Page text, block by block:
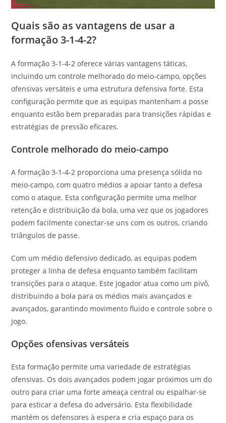
Quais são as vantagens de usar a
formação 3-1-4-2?
A formação 3-1-4-2 oferece várias vantagens táticas,
incluindo um controle melhorado do meio-campo, opções
ofensivas versáteis e uma estrutura defensiva forte. Esta
configuração permite que as equipas mantenham a posse
enquanto estão bem preparadas para transições rápidas e
estratégias de pressão eficazes.
Controle melhorado do meio-campo
A formação 3-1-4-2 proporciona uma presença sólida no
meio-campo, com quatro médios a apoiar tanto a defesa
como o ataque. Esta configuração permite uma melhor
retenção e distribuição da bola, uma vez que os jogadores
podem facilmente conectar-se uns com os outros, criando
triângulos de passe.
Com um médio defensivo dedicado, as equipas podem
proteger a linha de defesa enquanto também facilitam
transições para o ataque. Este jogador atua como um pivô,
distribuindo a bola para os médios mais avançados e
avançados, garantindo movimento fluido e controle sobre o
jogo.
Opções ofensivas versáteis
Esta formação permite uma variedade de estratégias
ofensivas. Os dois avançados podem jogar próximos um do
outro para criar uma forte ameaça central ou espalhar-se
para esticar a defesa do adversário. Esta flexibilidade
mantém os defensores à espera e cria espaço para os